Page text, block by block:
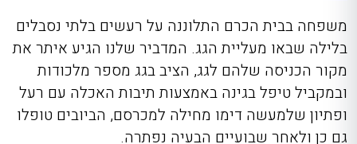
משפחה בבית הכרם התלוננה על רעשים בלתי נסבלים
בלילה שבאו מעליית הגג. המדביר שלנו הגיע איתר את
מקור הכניסה שלהם לגג, הציב בגג מספר מלכודות
ובמקביל טיפל בגינה באמצעות תיבות האכלה עם רעל
ופתיון שלמעשה דימו מחילה למכרסם, הביובים טופלו
גם כן ולאחר שבועיים הבעיה נפתרה.